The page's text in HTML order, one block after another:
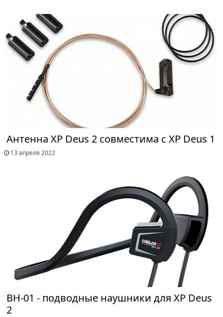
Антенна XP Deus 2 совместима с XP Deus 1
13 апреля 2022
BH-01 - подводные наушники для XP Deus
2